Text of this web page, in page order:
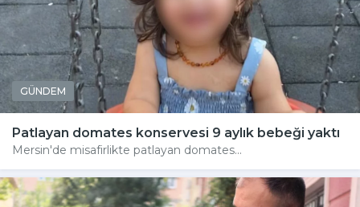
GÜNDEM
Patlayan domates konservesi 9 aylık bebeği yaktı
Mersin'de misafirlikte patlayan domates...